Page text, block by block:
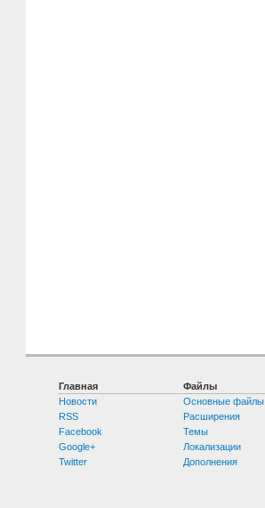
Главная
Новости
RSS
Facebook
Google+
Twitter
Файлы
Основные файлы
Расширения
Темы
Локализации
Дополнения